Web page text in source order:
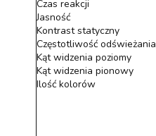
Czas reakcji
Jasność
Kontrast statyczny
Częstotliwość odświeżania
Kąt widzenia poziomy
Kąt widzenia pionowy
Ilość kolorów